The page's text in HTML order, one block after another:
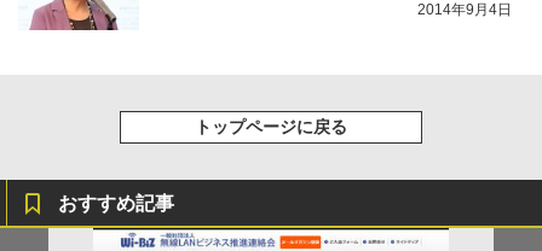
2014年9月4日
トップページに戻る
おすすめ記事